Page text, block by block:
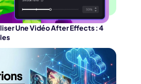
Une Vidéo After Effects : 4